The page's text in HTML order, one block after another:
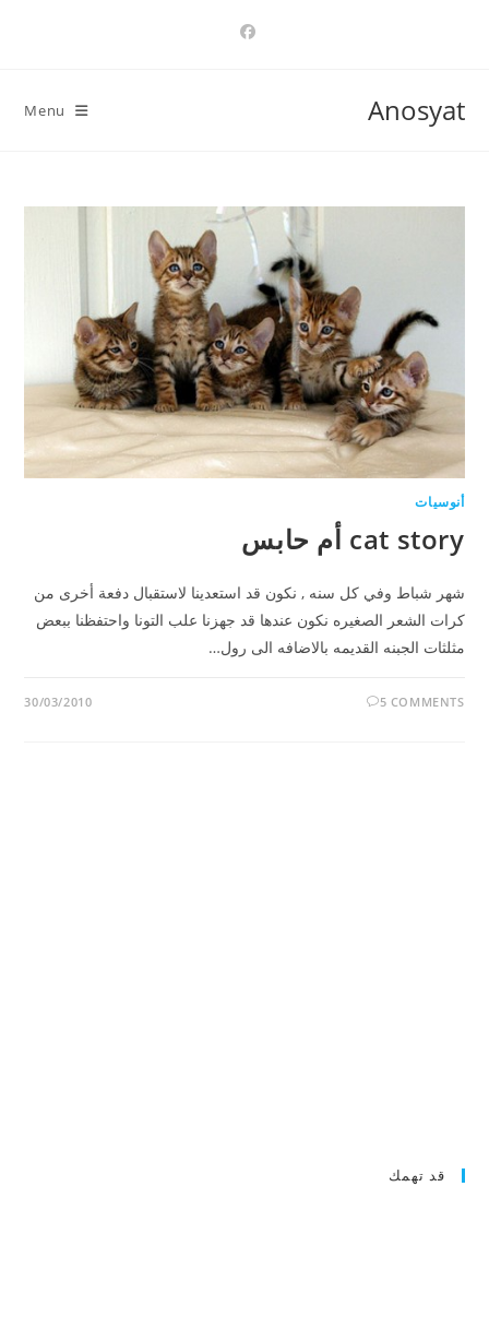
Anosyat
Menu
أنوسيات
cat story أم حابس
شهر شباط وفي كل سنه , نكون قد استعدينا لاستقبال دفعة أخرى من
كرات الشعر الصغيره نكون عندها قد جهزنا علب التونا واحتفظنا ببعض
مثلثات الجبنه القديمه بالاضافه الى رول…
5 COMMENTS
30/03/2010
قد تهمك